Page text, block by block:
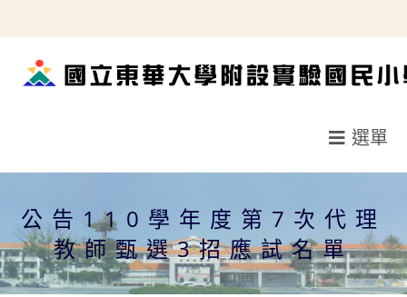
轉
選單
公告110學年度第7次代理
教師甄選3招應試名單